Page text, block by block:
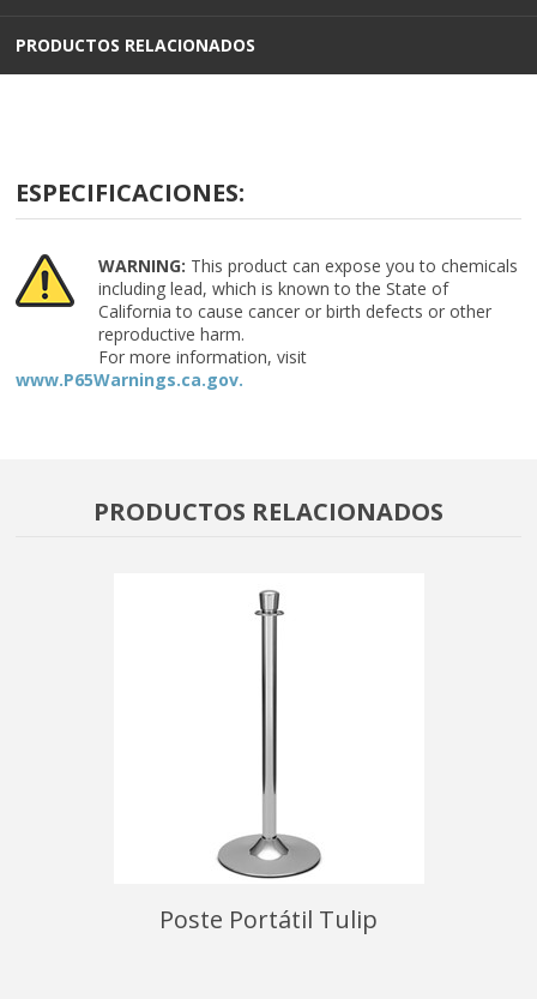
PRODUCTOS RELACIONADOS
ESPECIFICACIONES:
WARNING: This product can expose you to chemicals
including lead, which is known to the State of
California to cause cancer or birth defects or other
reproductive harm.
For more information, visit
www.P65Warnings.ca.gov.
PRODUCTOS RELACIONADOS
Poste Portátil Tulip